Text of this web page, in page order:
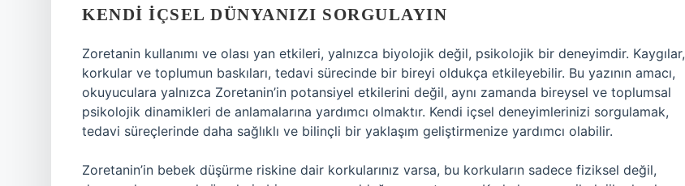
KENDI İÇSEL DÜNYANIZI SORGULAYIN
Zoretanin kullanımı ve olası yan etkileri, yalnızca biyolojik değil, psikolojik bir deneyimdir. Kaygılar,
korkular ve toplumun baskıları, tedavi sürecinde bir bireyi oldukça etkileyebilir. Bu yazının amacı,
okuyuculara yalnızca Zoretanin’in potansiyel etkilerini değil, aynı zamanda bireysel ve toplumsal
psikolojik dinamikleri de anlamalarına yardımcı olmaktır. Kendi içsel deneyimlerinizi sorgulamak,
tedavi süreçlerinde daha sağlıklı ve bilinçli bir yaklaşım geliştirmenize yardımcı olabilir.
Zoretanin’in bebek düşürme riskine dair korkularınız varsa, bu korkuların sadece fiziksel değil,